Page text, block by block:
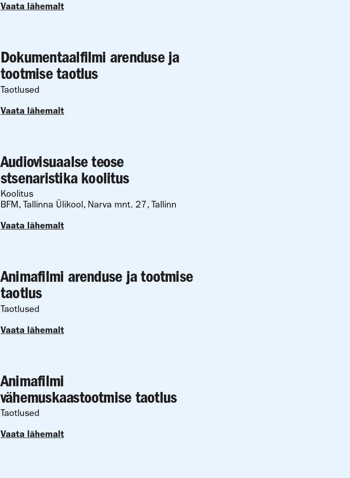
Vaata lähemalt
Dokumentaalfilmi arenduse ja
tootmise taotlus
Taotlused
Vaata lähemalt
Audiovisuaalse teose
stsenaristika koolitus
Koolitus
BFM, Tallinna Ülikool, Narva mnt. 27, Tallinn
Vaata lähemalt
Animafilmi arenduse ja tootmise
taotlus
Taotlused
Vaata lähemalt
Animafilmi
vähemuskaastootmise taotlus
Taotlused
Vaata lähemalt